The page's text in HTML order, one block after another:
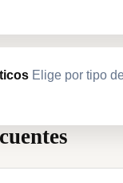
Elige por tipo